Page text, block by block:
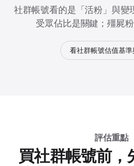
社群帳號看的是「活粉」與變
受眾佔比是關鍵；殭屍粉
看社群帳號估值基
評估重點
買社群帳號前，